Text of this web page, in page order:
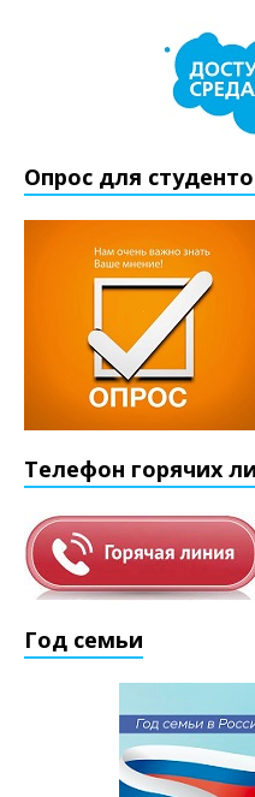
Опрос для
Телефон горячих
Год семьи